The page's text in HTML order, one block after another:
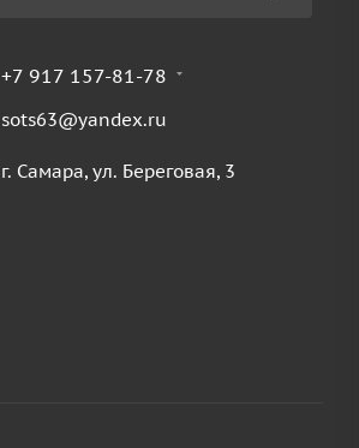
+7 917 157-81-78
sots63@yandex.ru
г. Самара, ул. Береговая, 3